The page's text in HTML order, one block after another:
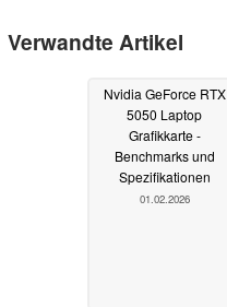
Verwandte Artikel
Nvidia GeForce RTX
5050 Laptop
Grafikkarte -
Benchmarks und
Spezifikationen
01.02.2026